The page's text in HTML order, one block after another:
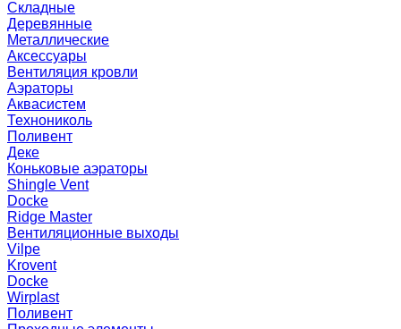
Складные
Деревянные
Металлические
Аксессуары
Вентиляция кровли
Аэраторы
Аквасистем
Технониколь
Поливент
Деке
Коньковые аэраторы
Shingle Vent
Docke
Ridge Master
Вентиляционные выходы
Vilpe
Krovent
Docke
Wirplast
Поливент